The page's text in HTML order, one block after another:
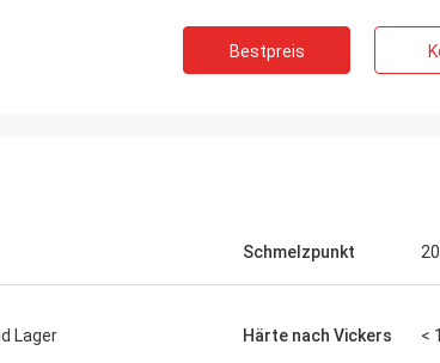
Bestpreis
Schmelzpunkt
Lager Härte nach Vickers <